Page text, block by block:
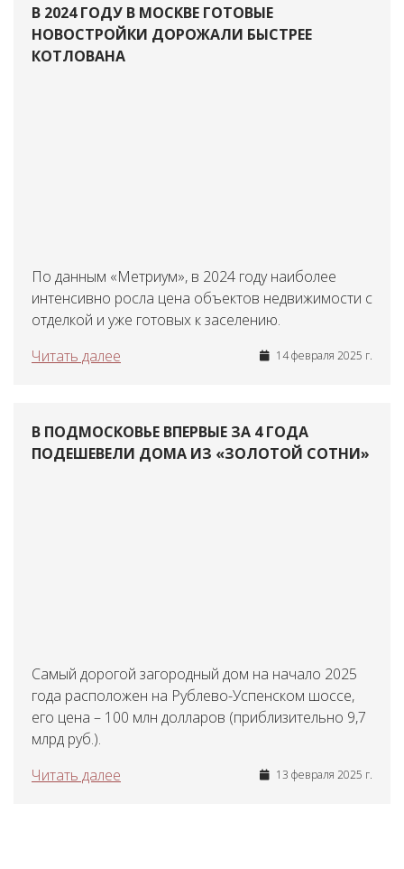
В 2024 ГОДУ В МОСКВЕ ГОТОВЫЕ
НОВОСТРОЙКИ ДОРОЖАЛИ БЫСТРЕЕ
КОТЛОВАНА
По данным «Метриум», в 2024 году наиболее
интенсивно росла цена объектов недвижимости с
отделкой и уже готовых к заселению.
Читать далее
14 февраля 2025 г.
В ПОДМОСКОВЬЕ ВПЕРВЫЕ ЗА 4 ГОДА
ПОДЕШЕВЕЛИ ДОМА ИЗ «ЗОЛОТОЙ СОТНИ»
Самый дорогой загородный дом на начало 2025
года расположен на Рублево-Успенском шоссе,
его цена – 100 млн долларов (приблизительно 9,7
млрд руб.).
Читать далее
13 февраля 2025 г.